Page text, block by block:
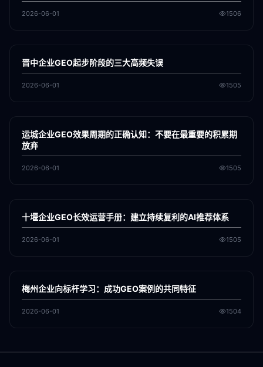
2026-06-01 1506
GEO
晋中企业GEO起步阶段的三大高频失误
2026-06-01 1505
GEO
运城企业GEO效果周期的正确认知：不要在最重要的积累期
放弃
2026-06-01 1505
GEO
十堰企业GEO长效运营手册：建立持续复利的AI推荐体系
2026-06-01 1505
GEO
梅州企业向标杆学习：成功GEO案例的共同特征
2026-06-01 1504